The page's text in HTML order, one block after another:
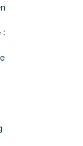
: